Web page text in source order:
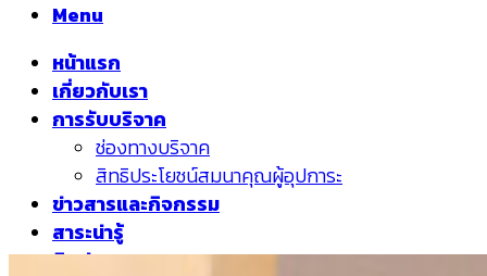
Menu
หน้าแรก
เกี่ยวกับเรา
การรับบริจาค
ช่องทางบริจาค
สิทธิประโยชน์สมนาคุณผู้อุปการะ
ข่าวสารและกิจกรรม
สาระน่ารู้
ติดต่อเรา